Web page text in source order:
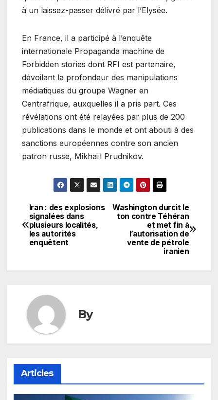
à un laissez-passer délivré par l’Elysée.
En France, il a participé à l’enquête
internationale Propaganda machine de
Forbidden stories dont RFI est partenaire,
dévoilant la profondeur des manipulations
médiatiques du groupe Wagner en
Centrafrique, auxquelles il a pris part. Ces
révélations ont été relayées par plus de 200
publications dans le monde et ont abouti à des
sanctions européennes contre son ancien
patron russe, Mikhaïl Prudnikov.
Navigation
de
l’article
Washington durcit le
ton contre Téhéran
et met fin à
l’autorisation de
vente de pétrole
iranien
Iran : des explosions
signalées dans
plusieurs localités,
les autorités
enquêtent
By
Articles